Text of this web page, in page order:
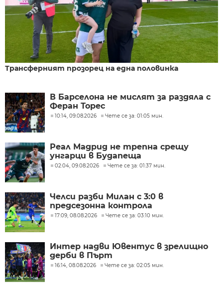
Трансферният прозорец на една половинка
В Барселона не мислят за раздяла с
Феран Торес
10:14, 09.08.2026 Чете се за: 01:05 мин.
Реал Мадрид не трепна срещу
унгарци в Будапеща
02:04, 09.08.2026 Чете се за: 01:37 мин.
Челси разби Милан с 3:0 в
предсезонна контрола
17:09, 08.08.2026 Чете се за: 03:10 мин.
Интер надви Ювентус в зрелищно
дерби в Пърт
16:14, 08.08.2026 Чете се за: 02:05 мин.